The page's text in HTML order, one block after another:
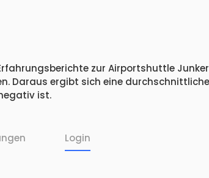
zur Airportshuttle
Daraus ergibt sich eine
ist.
Login